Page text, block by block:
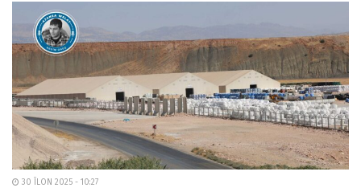
30 ÎLON 2025 - 10:27